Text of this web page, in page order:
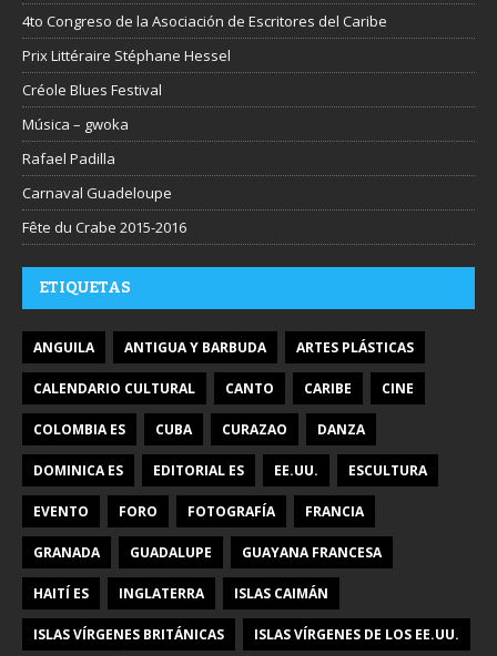
4to Congreso de la Asociación de Escritores del Caribe
Prix Littéraire Stéphane Hessel
Créole Blues Festival
Música – gwoka
Rafael Padilla
Carnaval Guadeloupe
Fête du Crabe 2015-2016
ETIQUETAS
ANGUILA ANTIGUA Y BARBUDA ARTES PLÁSTICAS
CALENDARIO CULTURAL CANTO CARIBE CINE
COLOMBIA ES CUBA CURAZAO DANZA
DOMINICA ES EDITORIAL ES EE.UU. ESCULTURA
EVENTO FORO FOTOGRAFÍA FRANCIA
GRANADA GUADALUPE GUAYANA FRANCESA
HAITÍ ES INGLATERRA ISLAS CAIMÁN
ISLAS VÍRGENES BRITÁNICAS ISLAS VÍRGENES DE LOS EE.UU.